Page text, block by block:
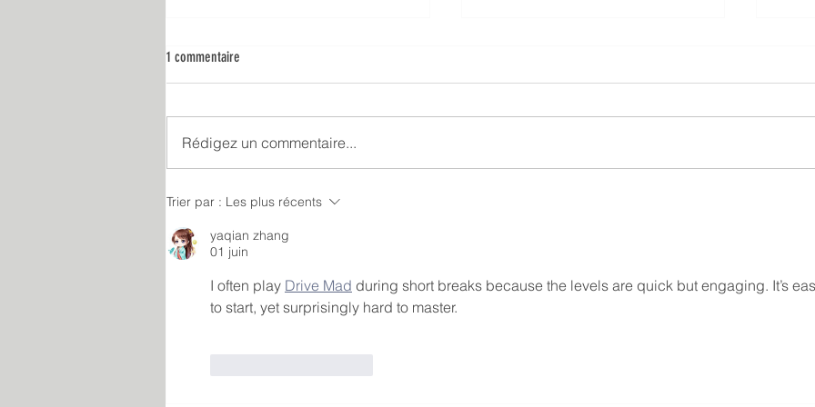
Une
1 commentaire
Rédigez un commentaire...
Trier par : Les plus récents
yaqian zhang
01 juin
I often play Drive Mad during short breaks because the levels are quick but engaging. It’s
to start, yet surprisingly hard to master.